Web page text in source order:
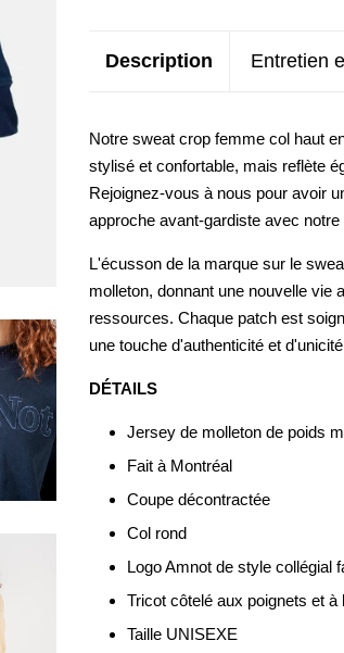
Description Entretien
Notre sweat crop femme col haut
stylisé et confortable, mais reflète
Rejoignez-vous à nous pour avoir
approche avant-gardiste avec
L'écusson de la marque sur le
molleton, donnant une nouvelle vie
ressources. Chaque patch est
une touche d'authenticité et
DÉTAILS
Jersey de molleton de poids
Fait à Montréal
Coupe décontractée
Col rond
Logo Amnot de style collégial
Tricot côtelé aux poignets et à
Taille UNISEXE